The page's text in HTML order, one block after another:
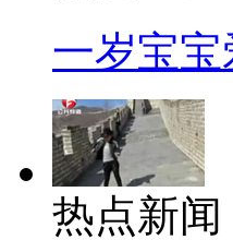
一岁宝
热点新闻